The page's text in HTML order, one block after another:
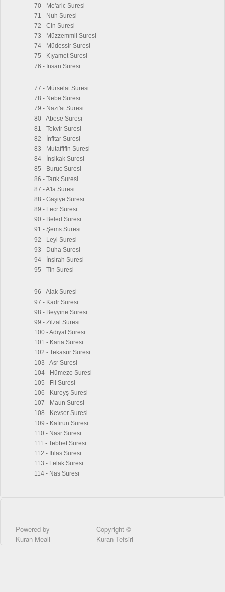
70 - Me'aric Suresi
71 - Nuh Suresi
72 - Cin Suresi
73 - Müzzemmil Suresi
74 - Müdessir Suresi
75 - Kıyamet Suresi
76 - İnsan Suresi
77 - Mürselat Suresi
78 - Nebe Suresi
79 - Nazi'at Suresi
80 - Abese Suresi
81 - Tekvir Suresi
82 - İnfitar Suresi
83 - Mutaffifin Suresi
84 - İnşikak Suresi
85 - Buruc Suresi
86 - Tarık Suresi
87 - A'la Suresi
88 - Gaşiye Suresi
89 - Fecr Suresi
90 - Beled Suresi
91 - Şems Suresi
92 - Leyl Suresi
93 - Duha Suresi
94 - İnşirah Suresi
95 - Tin Suresi
96 - Alak Suresi
97 - Kadr Suresi
98 - Beyyine Suresi
99 - Zilzal Suresi
100 - Adiyat Suresi
101 - Karia Suresi
102 - Tekasür Suresi
103 - Asr Suresi
104 - Hümeze Suresi
105 - Fil Suresi
106 - Kureyş Suresi
107 - Maun Suresi
108 - Kevser Suresi
109 - Kafirun Suresi
110 - Nasr Suresi
111 - Tebbet Suresi
112 - İhlas Suresi
113 - Felak Suresi
114 - Nas Suresi
Powered by
Kuran Meali
Copyright ©
Kuran Tefsiri